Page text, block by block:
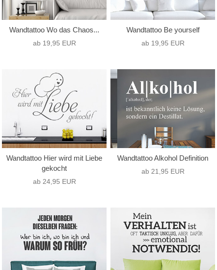
Wandtattoo Wo das Chaos...
ab 19,95 EUR
Wandtattoo Be yourself
ab 19,95 EUR
Wandtattoo Hier wird mit Liebe
gekocht
ab 24,95 EUR
Wandtattoo Alkohol Definition
ab 21,95 EUR